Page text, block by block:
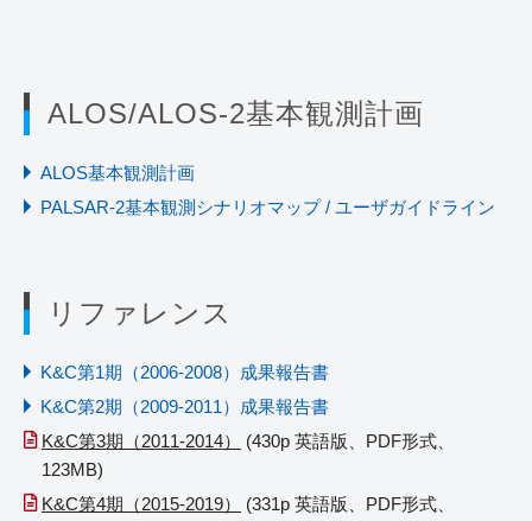
ALOS/ALOS-2基本観測計画
ALOS基本観測計画
PALSAR-2基本観測シナリオマップ / ユーザガイドライン
リファレンス
K&C第1期（2006-2008）成果報告書
K&C第2期（2009-2011）成果報告書
K&C第3期（2011-2014）
(430p 英語版、PDF形式、
123MB)
K&C第4期（2015-2019）
(331p 英語版、PDF形式、